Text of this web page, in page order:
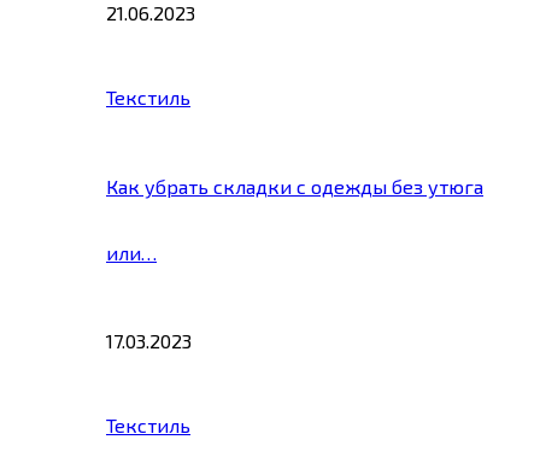
21.06.2023
Текстиль
Как убрать складки с одежды без утюга
или…
17.03.2023
Текстиль